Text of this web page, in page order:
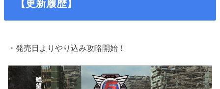
【更新履歴】
・発売日よりやり込み攻略開始！